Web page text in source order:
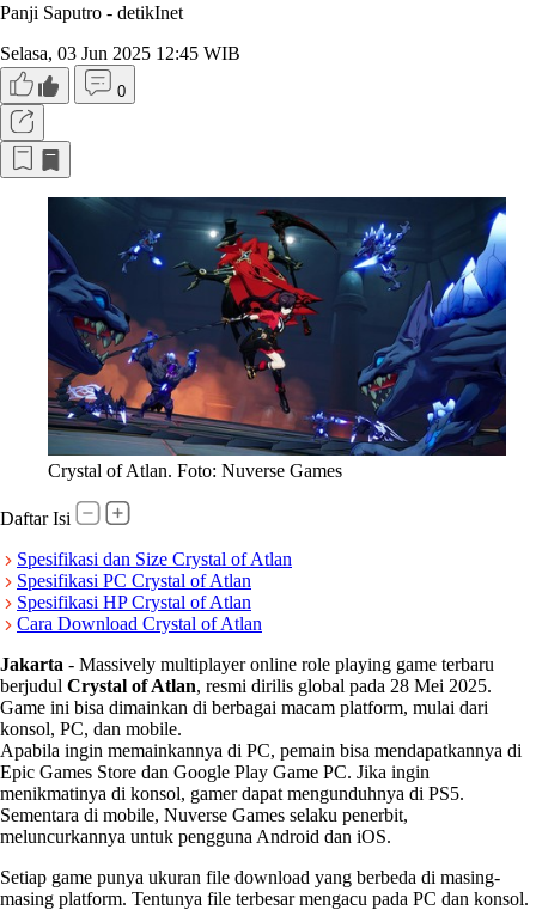
Panji Saputro - detikInet
Selasa, 03 Jun 2025 12:45 WIB
0
Crystal of Atlan. Foto: Nuverse Games
Daftar Isi
Spesifikasi dan Size Crystal of Atlan
Spesifikasi PC Crystal of Atlan
Spesifikasi HP Crystal of Atlan
Cara Download Crystal of Atlan
Jakarta - Massively multiplayer online role playing game terbaru
berjudul Crystal of Atlan, resmi dirilis global pada 28 Mei 2025.
Game ini bisa dimainkan di berbagai macam platform, mulai dari
konsol, PC, dan mobile.
Apabila ingin memainkannya di PC, pemain bisa mendapatkannya di
Epic Games Store dan Google Play Game PC. Jika ingin
menikmatinya di konsol, gamer dapat mengunduhnya di PS5.
Sementara di mobile, Nuverse Games selaku penerbit,
meluncurkannya untuk pengguna Android dan iOS.
Setiap game punya ukuran file download yang berbeda di masing-
masing platform. Tentunya file terbesar mengacu pada PC dan konsol.